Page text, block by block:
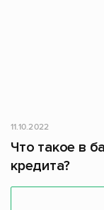
11.10.2022
Что такое в
кредита?